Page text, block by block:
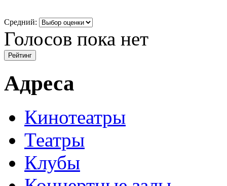
Средний:
Голосов пока нет
Адреса
Кинотеатры
Театры
Клубы